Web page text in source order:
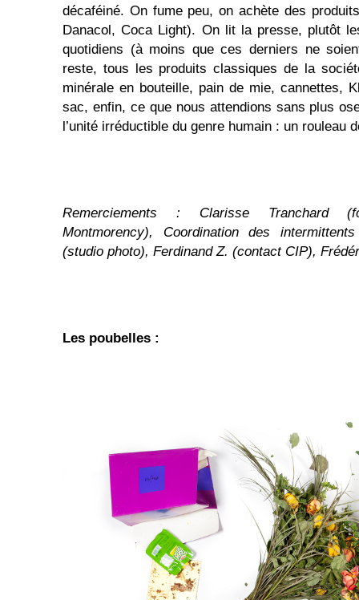
décaféiné. On fume peu, on achète des
Danacol, Coca Light). On lit la presse, plutôt
quotidiens (à moins que ces derniers ne
reste, tous les produits classiques de la
minérale en bouteille, pain de mie, cannettes,
sac, enfin, ce que nous attendions sans plus
l’unité irréductible du genre humain : un rouleau
Remerciements : Clarisse Tranchard
Montmorency), Coordination des
(studio photo), Ferdinand Z. (contact CIP),
Les poubelles :